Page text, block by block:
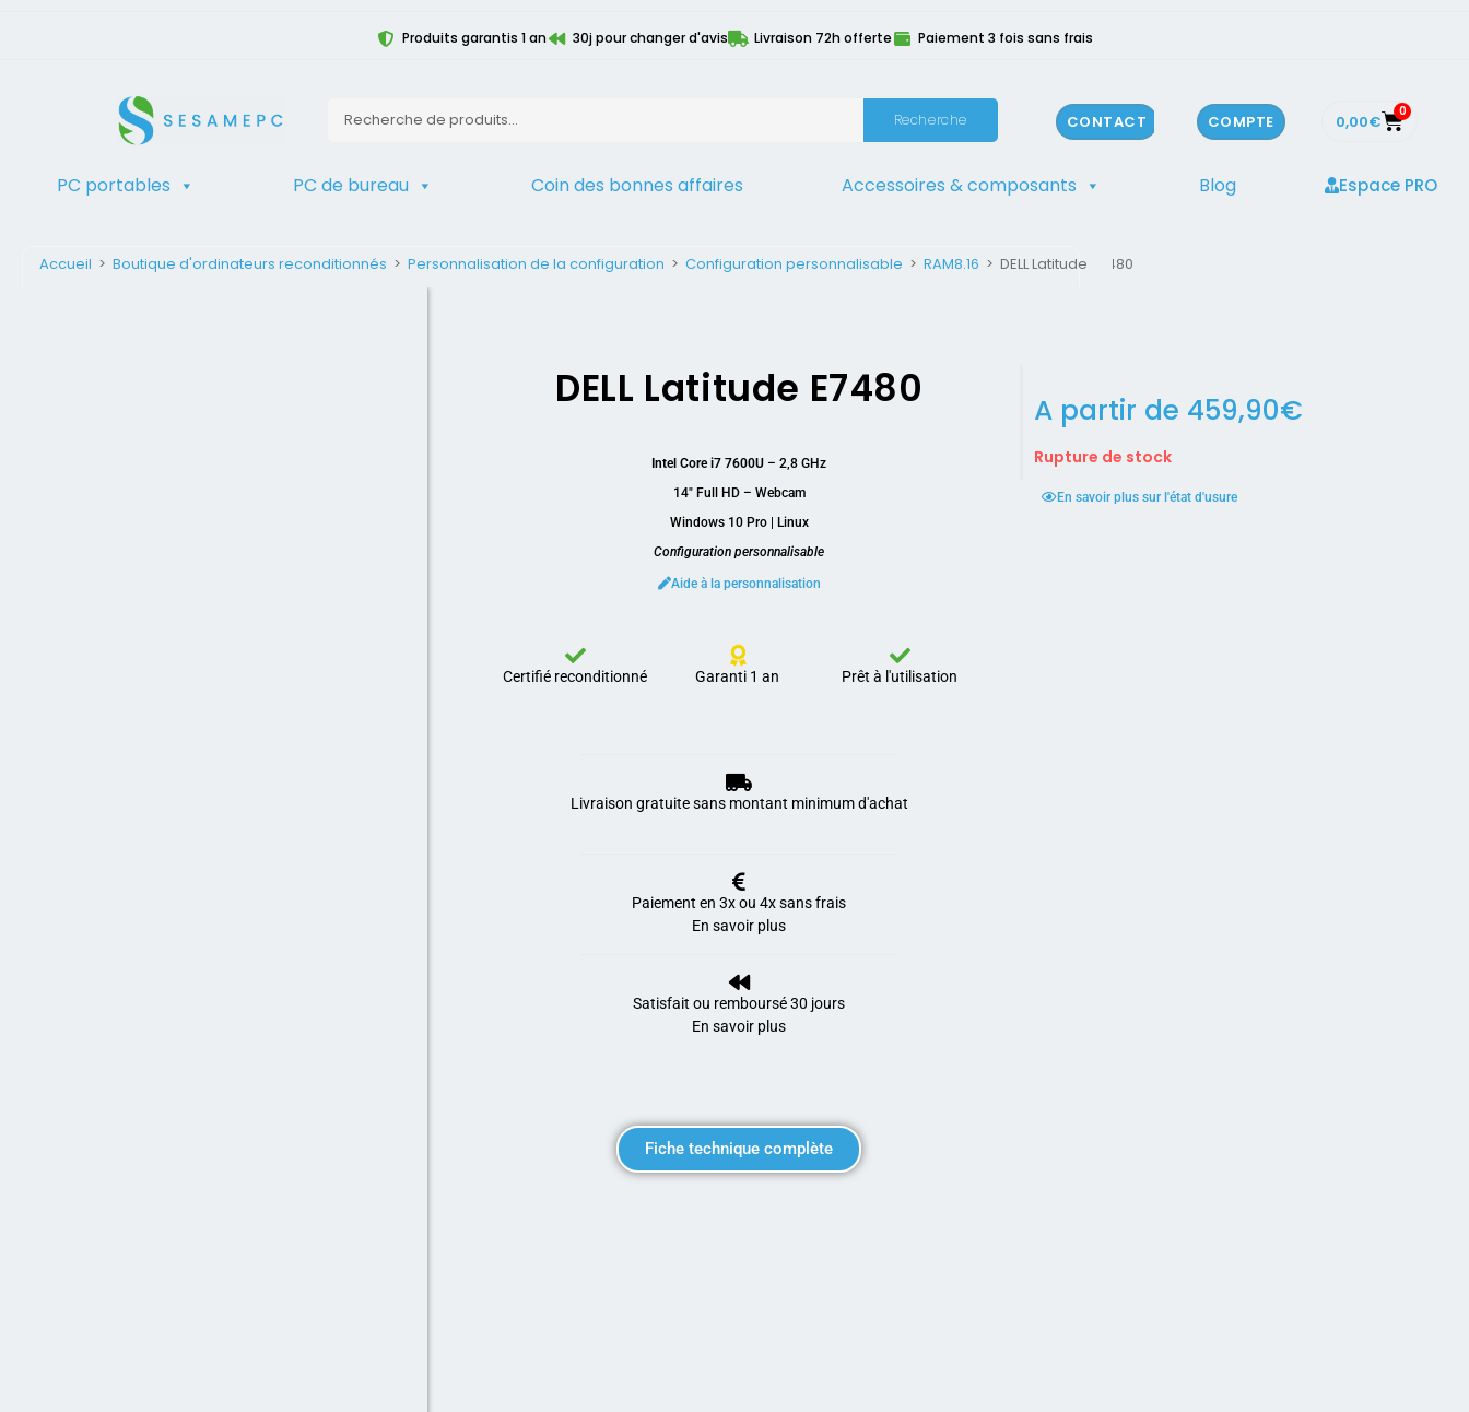
Produits garantis 1 an 30j pour changer d'avis Livraison 72h offerte Paiement 3 fois sans frais
Recherche CONTACT COMPTE 0,00€ 0
PC portables PC de bureau Coin des bonnes affaires Accessoires & composants Blog Espace PRO
Accueil > Boutique d'ordinateurs reconditionnés > Personnalisation de la configuration > Configuration personnalisable > RAM8.16 > DELL Latitude E7480
DELL Latitude E7480
Intel Core i7 7600U – 2,8 GHz
14″ Full HD – Webcam
Windows 10 Pro | Linux
Configuration personnalisable
Aide à la personnalisation
Certifié reconditionné Garanti 1 an Prêt à l'utilisation
Livraison gratuite sans montant minimum d'achat
Paiement en 3x ou 4x sans frais
En savoir plus
Satisfait ou remboursé 30 jours
En savoir plus
Fiche technique complète
A partir de 459,90€
Rupture de stock
En savoir plus sur l'état d'usure